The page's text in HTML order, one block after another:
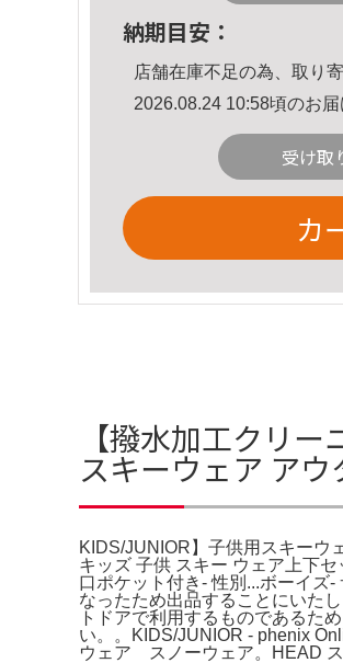
納期目安：
店舗在庫不足の為、取り
2026.08.24 10:58頃のお届
受け取
カ
【撥水加工クリ
スキーウェア ア
KIDS/JUNIOR】子供用スキーウ
キッズ 子供 スキー ウェア上下
口ポケット付き- 性別...ボーイズ
なったため出品することにいた
トドアで利用するものであるた
い。。KIDS/JUNIOR - phenix
ウェア スノーウェア。HEAD